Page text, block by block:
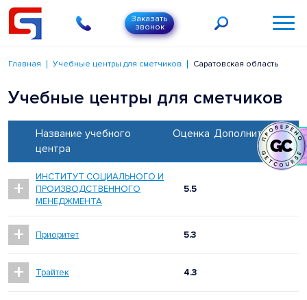
Заказать
звонок
Главная Учебные центры для сметчиков Саратовская область
Учебные центры для сметчиков
Название учебного
центра
Оценка Дополнительно
+
ИНСТИТУТ СОЦИАЛЬНОГО И
ПРОИЗВОДСТВЕННОГО
МЕНЕДЖМЕНТА
5.5
+ Приоритет 5.3
+ Трайтек 4.3